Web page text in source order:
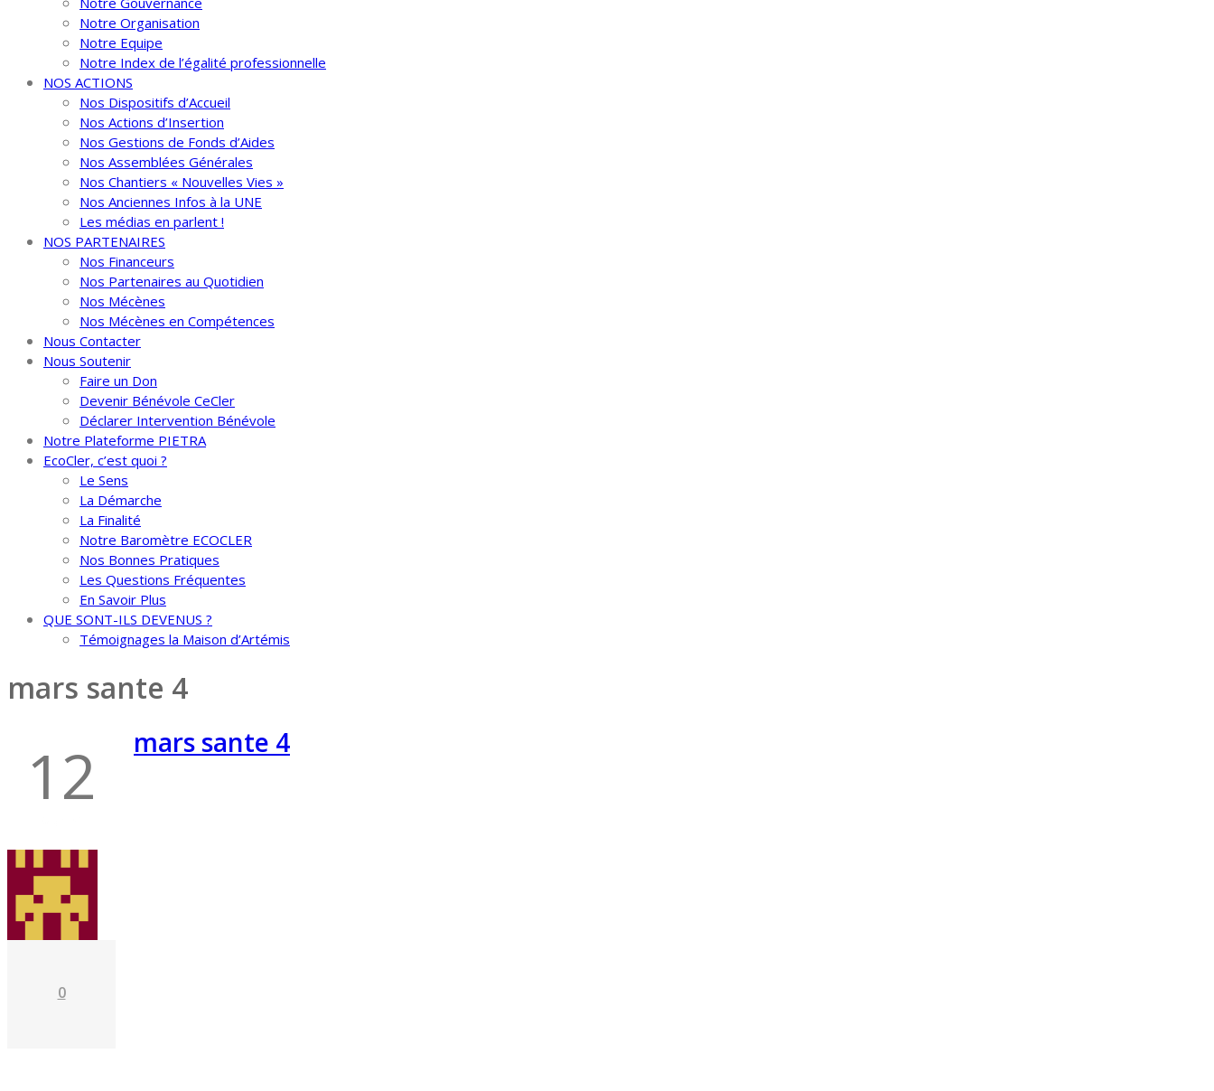
Notre Organisation
Notre Equipe
Notre Index de l’égalité professionnelle
NOS ACTIONS
Nos Dispositifs d’Accueil
Nos Actions d’Insertion
Nos Gestions de Fonds d’Aides
Nos Assemblées Générales
Nos Chantiers « Nouvelles Vies »
Nos Anciennes Infos à la UNE
Les médias en parlent !
NOS PARTENAIRES
Nos Financeurs
Nos Partenaires au Quotidien
Nos Mécènes
Nos Mécènes en Compétences
Nous Contacter
Nous Soutenir
Faire un Don
Devenir Bénévole CeCler
Déclarer Intervention Bénévole
Notre Plateforme PIETRA
EcoCler, c’est quoi ?
Le Sens
La Démarche
La Finalité
Notre Baromètre ECOCLER
Nos Bonnes Pratiques
Les Questions Fréquentes
En Savoir Plus
QUE SONT-ILS DEVENUS ?
Témoignages la Maison d’Artémis
mars sante 4
12
0
mars sante 4